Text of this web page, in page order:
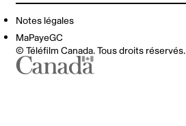
Notes légales
MaPayeGC
© Téléfilm Canada. Tous droits réservés.